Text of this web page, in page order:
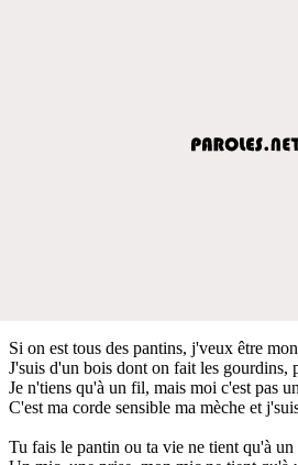
Si on est tous des pantins, j'veux être
J'suis d'un bois dont on fait les gourdins,
Je n'tiens qu'à un fil, mais moi c'est pas
C'est ma corde sensible ma mèche et
Tu fais le pantin ou ta vie ne tient qu'à